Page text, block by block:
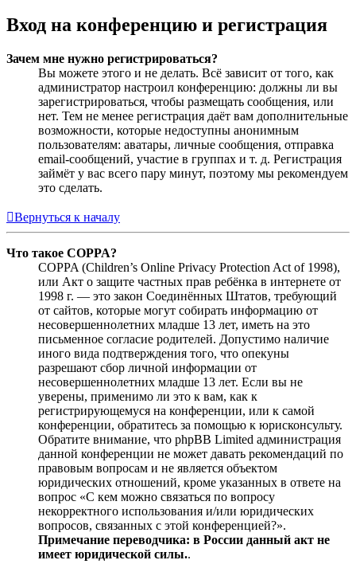
Вход на конференцию и регистрация
Зачем мне нужно регистрироваться?
Вы можете этого и не делать. Всё зависит от того, как
администратор настроил конференцию: должны ли вы
зарегистрироваться, чтобы размещать сообщения, или
нет. Тем не менее регистрация даёт вам дополнительные
возможности, которые недоступны анонимным
пользователям: аватары, личные сообщения, отправка
email-сообщений, участие в группах и т. д. Регистрация
займёт у вас всего пару минут, поэтому мы рекомендуем
это сделать.
Вернуться к началу
Что такое COPPA?
COPPA (Children’s Online Privacy Protection Act of 1998),
или Акт о защите частных прав ребёнка в интернете от
1998 г. — это закон Соединённых Штатов, требующий
от сайтов, которые могут собирать информацию от
несовершеннолетних младше 13 лет, иметь на это
письменное согласие родителей. Допустимо наличие
иного вида подтверждения того, что опекуны
разрешают сбор личной информации от
несовершеннолетних младше 13 лет. Если вы не
уверены, применимо ли это к вам, как к
регистрирующемуся на конференции, или к самой
конференции, обратитесь за помощью к юрисконсульту.
Обратите внимание, что phpBB Limited администрация
данной конференции не может давать рекомендаций по
правовым вопросам и не является объектом
юридических отношений, кроме указанных в ответе на
вопрос «С кем можно связаться по вопросу
некорректного использования и/или юридических
вопросов, связанных с этой конференцией?».
Примечание переводчика: в России данный акт не
имеет юридической силы..